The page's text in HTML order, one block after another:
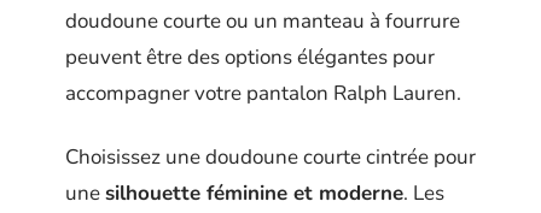
doudoune courte ou un manteau à fourrure
peuvent être des options élégantes pour
accompagner votre pantalon Ralph Lauren.
Choisissez une doudoune courte cintrée pour
unesilhouette féminine et moderne. Les